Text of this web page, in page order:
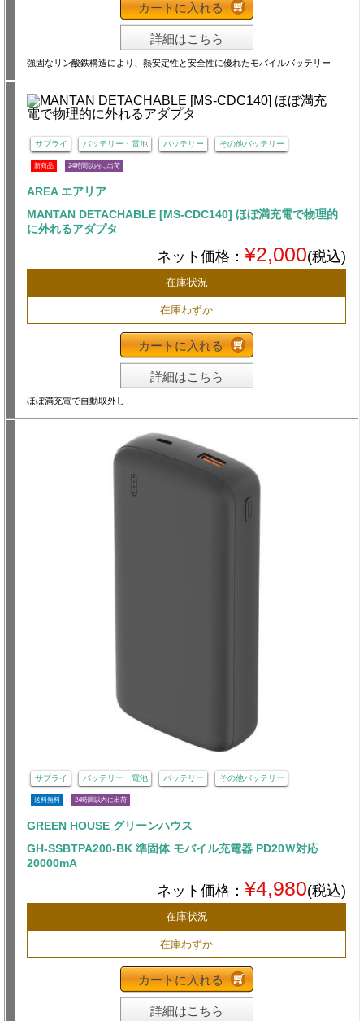
カートに入れる
詳細はこちら
強固なリン酸鉄構造により、熱安定性と安全性に優れたモバイルバッテリー
サプライ バッテリー・電池 バッテリー その他バッテリー
新商品 24時間以内に出荷
AREA エアリア
MANTAN DETACHABLE [MS-CDC140] ほぼ満充電で物理的
に外れるアダプタ
ネット価格： ¥2,000(税込)
在庫状況
在庫わずか
カートに入れる
詳細はこちら
ほぼ満充電で自動取外し
サプライ バッテリー・電池 バッテリー その他バッテリー
送料無料 24時間以内に出荷
GREEN HOUSE グリーンハウス
GH-SSBTPA200-BK 準固体 モバイル充電器 PD20Ｗ対応
20000mA
ネット価格： ¥4,980(税込)
在庫状況
在庫わずか
カートに入れる
詳細はこちら